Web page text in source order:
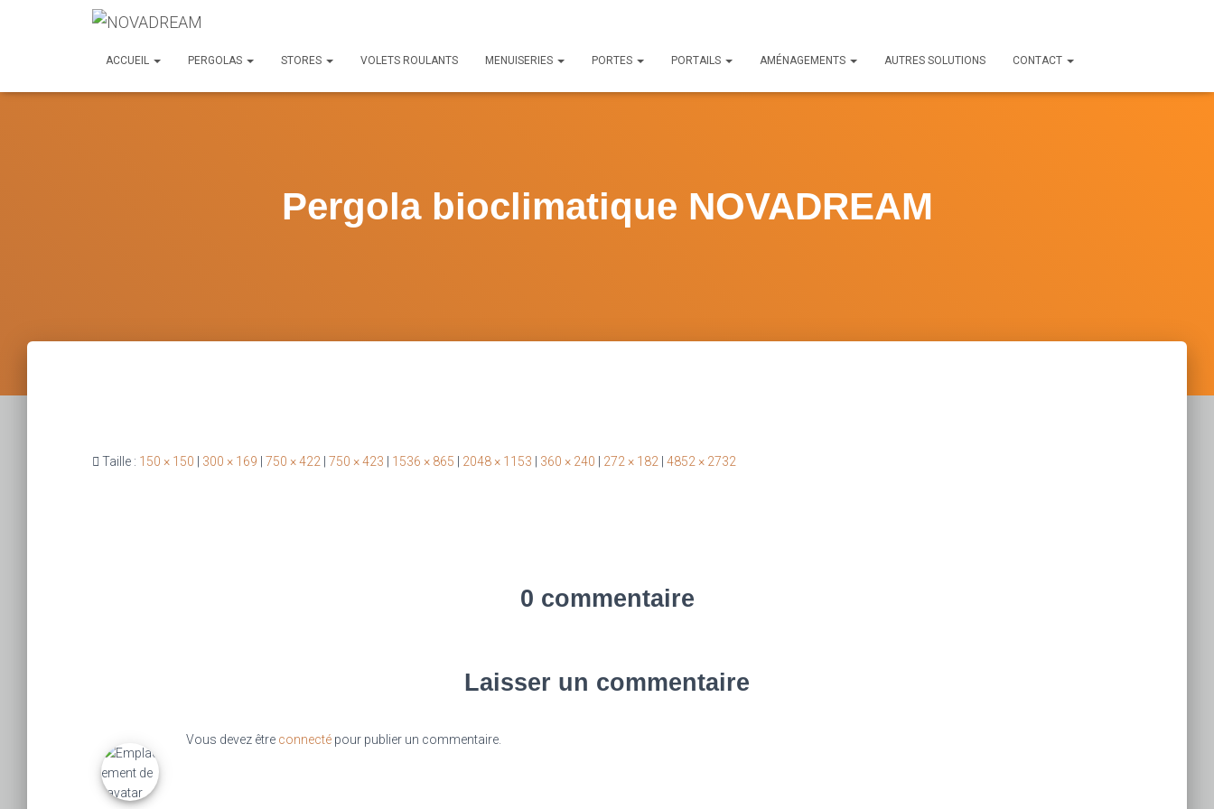
ACCUEIL PERGOLAS STORES VOLETS ROULANTS MENUISERIES PORTES PORTAILS AMÉNAGEMENTS AUTRES SOLUTIONS CONTACT
Pergola bioclimatique NOVADREAM
Taille : 150 × 150 300 × 169 750 × 422 750 × 423 1536 × 865 2048 × 1153 360 × 240 272 × 182 4852 × 2732
0 commentaire
Laisser un commentaire
Vous devez être connecté pour publier un commentaire.